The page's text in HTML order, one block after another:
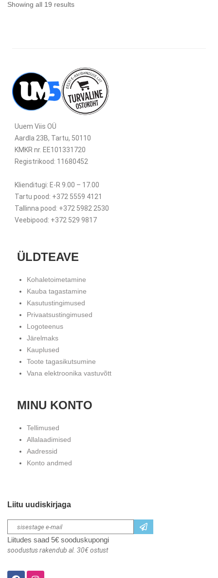
Showing all 19 results
Uuem Viis OÜ
Aardla 23B, Tartu, 50110
KMKR nr. EE101331720
Registrikood: 11680452
Klienditugi: E-R 9.00 – 17.00
Tartu pood: +372 5559 4121
Tallinna pood: +372 5982 2530
Veebipood: +372 529 9817
ÜLDTEAVE
Kohaletoimetamine
Kauba tagastamine
Kasutustingimused
Privaatsustingimused
Logoteenus
Järelmaks
Kauplused
Toote tagasikutsumine
Vana elektroonika vastuvõtt
MINU KONTO
Tellimused
Allalaadimised
Aadressid
Konto andmed
Liitu uudiskirjaga
Liitudes saad 5€ sooduskupongi
soodustus rakendub al. 30€ ostust